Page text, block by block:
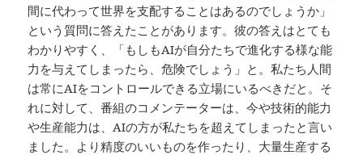
間に代わって世界を支配することはあるのでしょうか」
という質問に答えたことがあります。彼の答えはとても
わかりやすく、「もしもAIが自分たちで進化する様な能
力を与えてしまったら、危険でしょう」と。私たち人間
は常にAIをコントロールできる立場にいるべきだと。そ
れに対して、番組のコメンテーターは、今や技術的能力
や生産能力は、AIの方が私たちを超えてしまったと言い
ました。より精度のいいものを作ったり、大量生産する